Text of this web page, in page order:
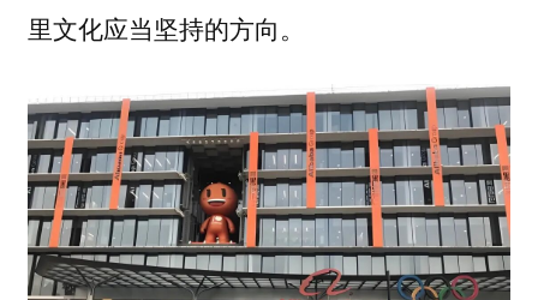
里文化应当坚持的方向。